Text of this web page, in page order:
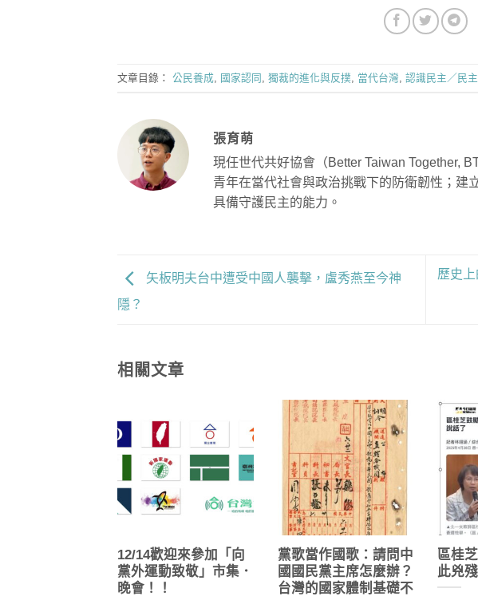
文章目錄： 公民養成 國家認同 獨裁的進化與反撲 當代台灣 認識民主／民
張育萌
現任世代共好協會（Better Taiwan Together,
青年在當代社會與政治挑戰下的防衛韌性；建
具備守護民主的能力。
矢板明夫台中遭受中國人襲擊，盧秀燕至今神
隱？
歷史
相關文章
12/14歡迎來參加「向
黨外運動致敬」市集．
晚會！！
黨歌當作國歌：請問中
國國民黨主席怎麼辦？
台灣的國家體制基礎不
區桂
此兇